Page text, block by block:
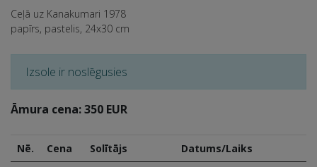
Ceļā uz Kanakumari 1978
papīrs, pastelis, 24x30 cm
Izsole ir noslēgusies
Āmura cena: 350 EUR
Nē. Cena Solītājs Datums/Laiks